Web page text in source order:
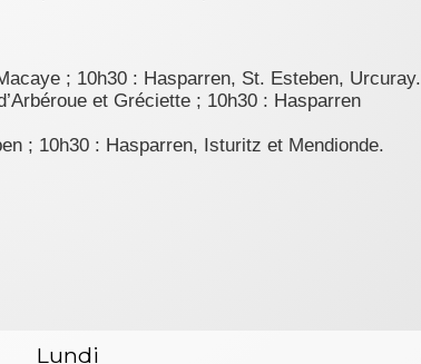
; 10h30 : Hasparren, St. Esteben, Urcuray.
et Gréciette ; 10h30 : Hasparren
; 10h30 : Hasparren, Isturitz et Mendionde.
Lundi